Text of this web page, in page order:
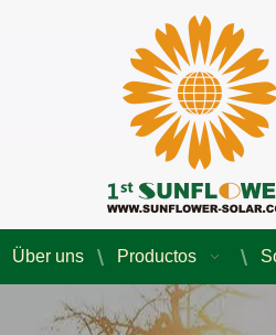
Über uns Productos